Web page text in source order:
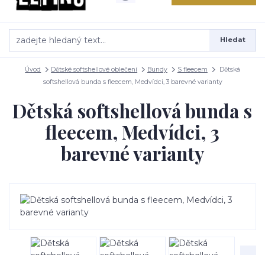
Hledat
Úvod Dětské softshellové oblečení Bundy S fleecem
Dětská
softshellová bunda s fleecem, Medvídci, 3 barevné varianty
Dětská softshellová bunda s
fleecem, Medvídci, 3
barevné varianty